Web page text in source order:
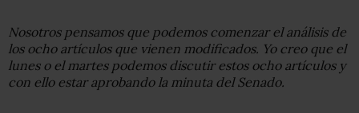
Nosotros pensamos que podemos comenzar el análisis de
los ocho artículos que vienen modificados. Yo creo que el
lunes o el martes podemos discutir estos ocho artículos y
con ello estar aprobando la minuta del Senado.